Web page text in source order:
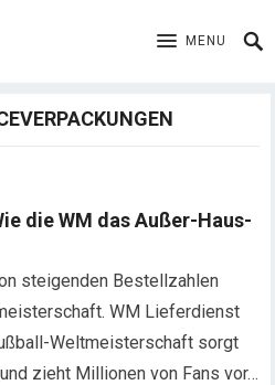
MENU
die WM das Außer-Haus-
steigenden Bestellzahlen
WM Lieferdienst
Weltmeisterschaft sorgt
zieht Millionen von Fans vor…